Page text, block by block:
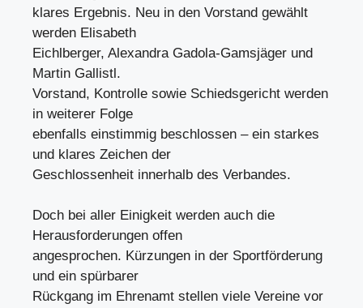
klares Ergebnis. Neu in den Vorstand gewählt
werden Elisabeth
Eichlberger, Alexandra Gadola-Gamsjäger und
Martin Gallistl.
Vorstand, Kontrolle sowie Schiedsgericht werden
in weiterer Folge
ebenfalls einstimmig beschlossen – ein starkes
und klares Zeichen der
Geschlossenheit innerhalb des Verbandes.
Doch bei aller Einigkeit werden auch die
Herausforderungen offen
angesprochen. Kürzungen in der Sportförderung
und ein spürbarer
Rückgang im Ehrenamt stellen viele Vereine vor